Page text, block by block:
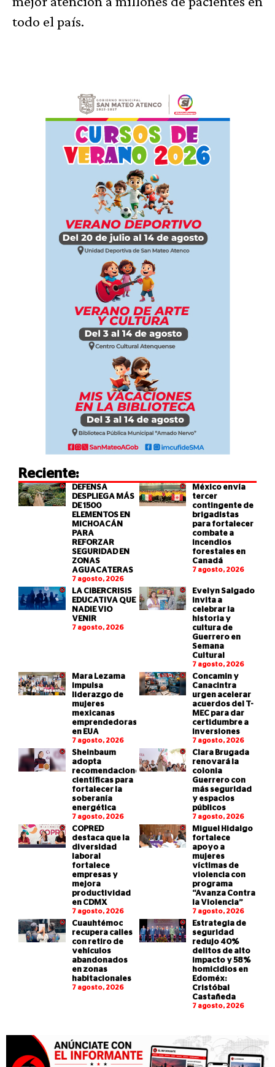
todo el país.
Reciente:
DEFENSA
DESPLIEGA MÁS
DE 1500
ELEMENTOS EN
MICHOACÁN
PARA
REFORZAR
SEGURIDAD EN
ZONAS
AGUACATERAS
7 agosto, 2026
México envía
tercer
contingente de
brigadistas
para fortalecer
combate a
incendios
forestales en
Canadá
7 agosto, 2026
LA CIBERCRISIS
EDUCATIVA QUE
NADIE VIO
VENIR
7 agosto, 2026
Evelyn Salgado
invita a
celebrar la
historia y
cultura de
Guerrero en
Semana
Cultural
7 agosto, 2026
Mara Lezama
impulsa
liderazgo de
mujeres
mexicanas
emprendedoras
en EUA
7 agosto, 2026
Concamin y
Canacintra
urgen acelerar
acuerdos del T-
MEC para dar
certidumbre a
inversiones
7 agosto, 2026
Sheinbaum
adopta
recomendaciones
científicas para
fortalecer la
soberanía
energética
7 agosto, 2026
Clara Brugada
renovará la
colonia
Guerrero con
más seguridad
y espacios
públicos
7 agosto, 2026
COPRED
destaca que la
diversidad
laboral
fortalece
empresas y
mejora
productividad
en CDMX
7 agosto, 2026
Miguel Hidalgo
fortalece
apoyo a
mujeres
víctimas de
violencia con
programa
“Avanza Contra
la Violencia”
7 agosto, 2026
Cuauhtémoc
recupera calles
con retiro de
vehículos
abandonados
en zonas
habitacionales
7 agosto, 2026
Estrategia de
seguridad
redujo 40%
delitos de alto
impacto y 58%
homicidios en
Edoméx:
Cristóbal
Castañeda
7 agosto, 2026